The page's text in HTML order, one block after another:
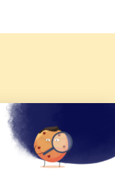
2026 de KTO